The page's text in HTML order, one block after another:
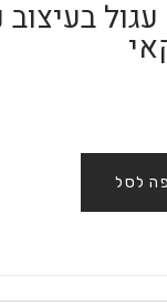
בעיצוב
לסל